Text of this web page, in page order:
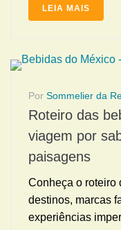
LEIA MAIS
Por Sommelier da
Roteiro das
viagem por
paisagens
Conheça o roteiro
destinos, marcas
experiências